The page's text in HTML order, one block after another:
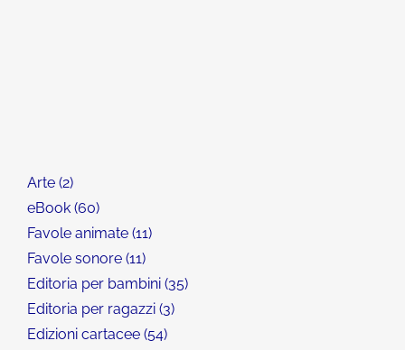
Arte 2
eBook 60
Favole animate 11
Favole sonore 11
Editoria per bambini 35
Editoria per ragazzi 3
Edizioni cartacee 54